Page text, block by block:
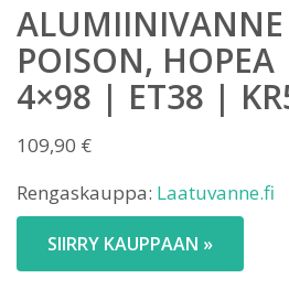
ALUMIINIVANNE
POISON,
4×98 | ET38 |
109,90 €
Rengaskauppa: Laatuvanne.fi
SIIRRY KAUPPAAN »